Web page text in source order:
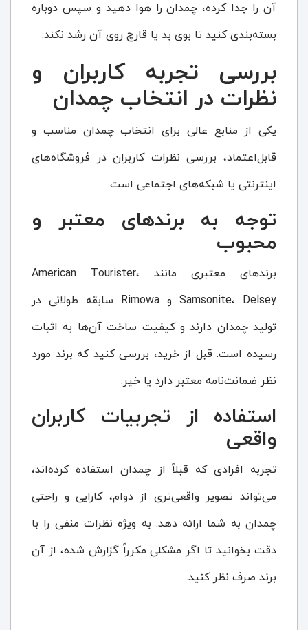
آن را جدا کرده، چمدان را هوا دهید و سپس دوباره
بسته‌بندی کنید تا بوی بد یا قارچ روی آن رشد نکند.
بررسی تجربه کاربران و
نظرات در انتخاب چمدان
یکی از منابع عالی برای انتخاب چمدان مناسب و
قابل‌اعتماد، بررسی نظرات کاربران در فروشگاه‌های
اینترنتی یا شبکه‌های اجتماعی است.
توجه به برندهای معتبر و
محبوب
برندهای معتبری مانند American Tourister،
Samsonite، Delsey و Rimowa سابقه طولانی در
تولید چمدان دارند و کیفیت ساخت آن‌ها به اثبات
رسیده است. قبل از خرید، بررسی کنید که برند مورد
نظر ضمانت‌نامه معتبر دارد یا خیر.
استفاده از تجربیات کاربران
واقعی
تجربه افرادی که قبلاً از چمدان استفاده کرده‌اند،
می‌تواند تصویر واقعی‌تری از دوام، کارایی و راحتی
چمدان به شما ارائه دهد. به ویژه نظرات منفی را با
دقت بخوانید تا اگر مشکلی مکرراً گزارش شده، از آن
برند صرف نظر کنید.